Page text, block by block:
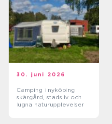
30. juni 2026
Camping i nyköping
skärgård, stadsliv och
lugna naturupplevelser